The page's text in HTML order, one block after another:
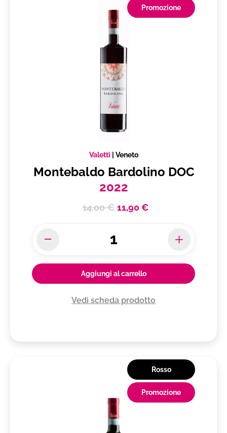
Promozione
Valetti | Veneto
Montebaldo Bardolino DOC
2022
14,00 € 11,90 €
Aggiungi al carrello
Vedi scheda prodotto
Rosso
Promozione